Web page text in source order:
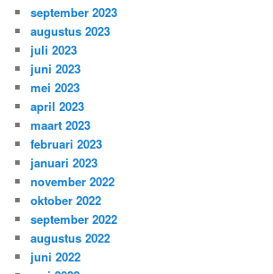
september 2023
augustus 2023
juli 2023
juni 2023
mei 2023
april 2023
maart 2023
februari 2023
januari 2023
november 2022
oktober 2022
september 2022
augustus 2022
juni 2022